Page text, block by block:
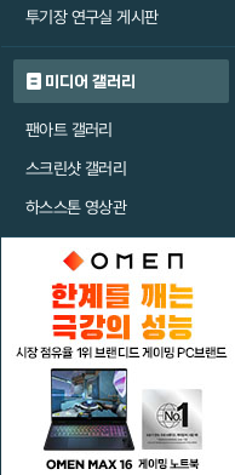
투기장 연구실 게시판
미디어 갤러리
팬아트 갤러리
스크린샷 갤러리
하스스톤 영상관